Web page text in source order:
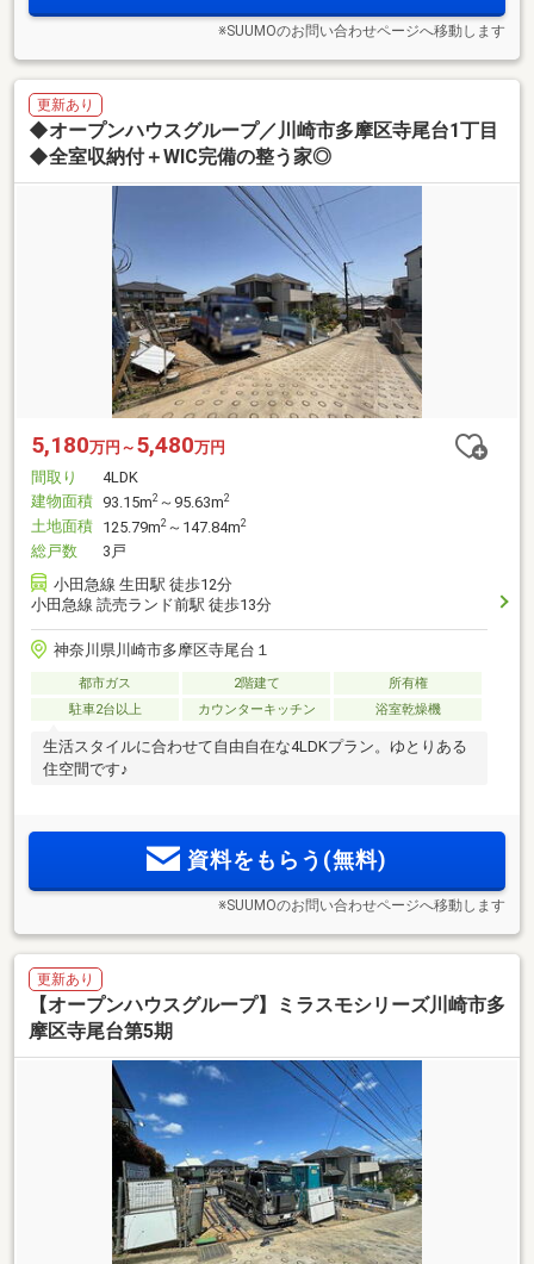
※SUUMOのお問い合わせページへ移動します
更新あり
◆オープンハウスグループ／川崎市多摩区寺尾台1丁目
◆全室収納付＋WIC完備の整う家◎
5,180万円～ 5,480万円
間取り
4LDK
建物面積 93.15m2 ～95.63m2
土地面積 125.79m2 ～147.84m2
総戸数
3戸
小田急線 生田駅 徒歩12分
小田急線 読売ランド前駅 徒歩13分
神奈川県川崎市多摩区寺尾台１
都市ガス 2階建て
所有権
駐車2台以上
カウンターキッチン 浴室乾燥機
生活スタイルに合わせて自由自在な4LDKプラン。ゆとりある
住空間です♪
資料をもらう(無料)
※SUUMOのお問い合わせページへ移動します
更新あり
【オープンハウスグループ】ミラスモシリーズ川崎市多
摩区寺尾台第5期